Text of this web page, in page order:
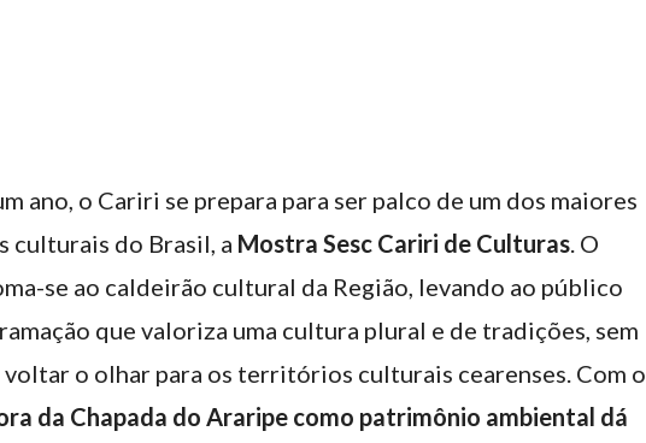
ano, o Cariri se prepara para ser palco de um dos maiores
culturais do Brasil, a Mostra Sesc Cariri de Culturas . O
se ao caldeirão cultural da Região, levando ao público
que valoriza uma cultura plural e de tradições, sem
o olhar para os territórios culturais cearenses. Com o
da Chapada do Araripe como patrimônio ambiental dá